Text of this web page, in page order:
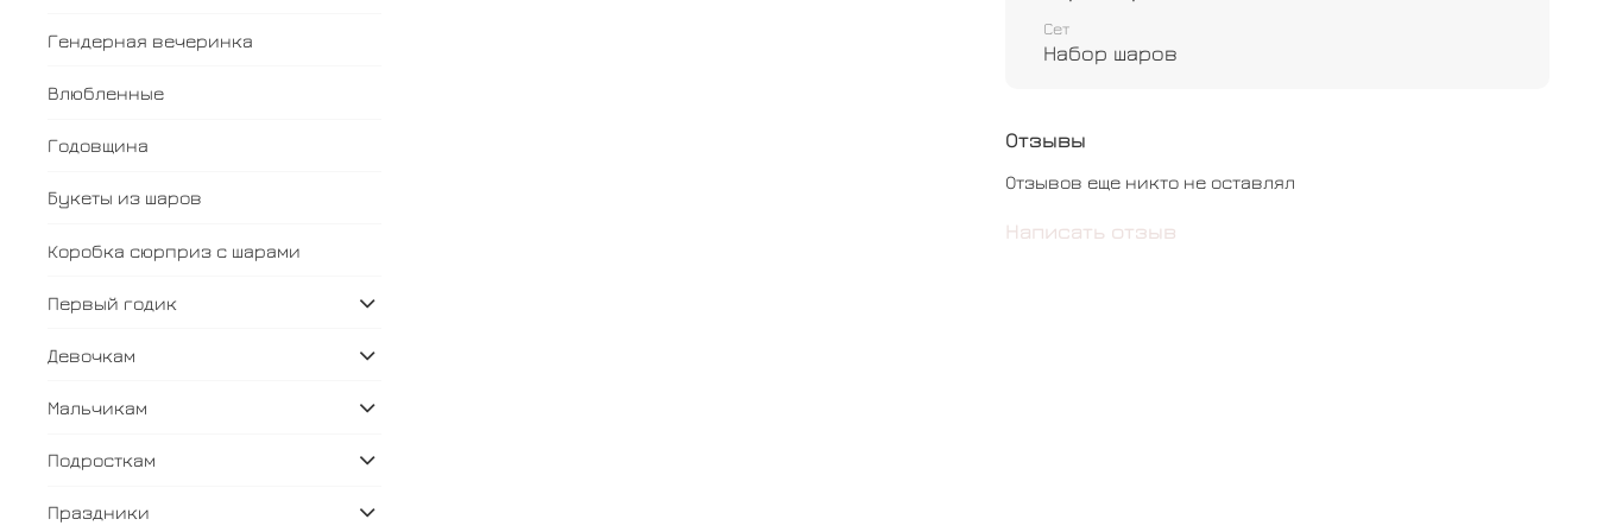
Сет
Набор шаров
Отзывы
Отзывов еще никто не оставлял
Написать отзыв
Гендерная вечеринка
Влюбленные
Годовщина
Букеты из шаров
Коробка сюрприз с шарами
Первый годик
Девочкам
Мальчикам
Подросткам
Праздники